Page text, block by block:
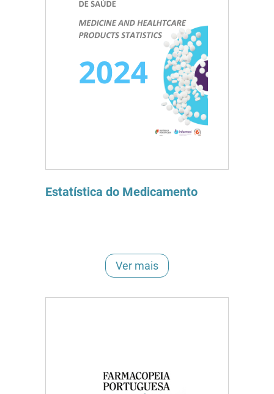
Estatística do Medicamento
Ver mais